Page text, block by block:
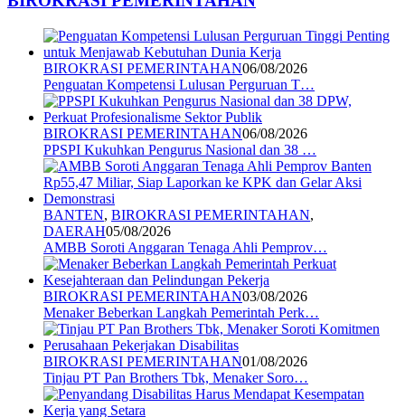
BIROKRASI PEMERINTAHAN06/08/2026
Penguatan Kompetensi Lulusan Perguruan T…
BIROKRASI PEMERINTAHAN06/08/2026
PPSPI Kukuhkan Pengurus Nasional dan 38 …
BANTEN, BIROKRASI PEMERINTAHAN,
DAERAH05/08/2026
AMBB Soroti Anggaran Tenaga Ahli Pemprov…
BIROKRASI PEMERINTAHAN03/08/2026
Menaker Beberkan Langkah Pemerintah Perk…
BIROKRASI PEMERINTAHAN01/08/2026
Tinjau PT Pan Brothers Tbk, Menaker Soro…